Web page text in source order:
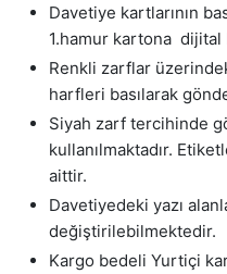
Davetiye kartlarının
1.hamur kartona dijital
Renkli zarflar
harfleri basılarak
Siyah zarf tercihinde
kullanılmaktadır.
aittir.
Davetiyedeki yazı
değiştirilebilmektedir.
Kargo bedeli Yurtiçi